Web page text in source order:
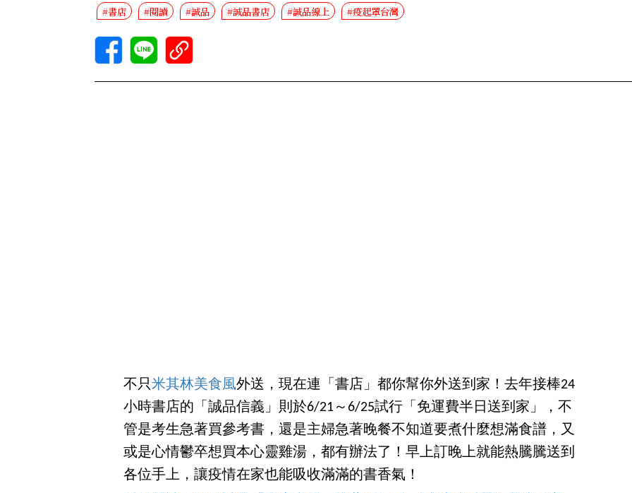
#書店 #閱讀 #誠品 #誠品書店 #誠品線上 #疫起罩台灣
不只米其林美食風外送，現在連「書店」都你幫你外送到家！去年接棒24
小時書店的「誠品信義」則於6/21～6/25試行「免運費半日送到家」，不
管是考生急著買參考書，還是主婦急著晚餐不知道要煮什麼想滿食譜，又
或是心情鬱卒想買本心靈雞湯，都有辦法了！早上訂晚上就能熱騰騰送到
各位手上，讓疫情在家也能吸收滿滿的書香氣！